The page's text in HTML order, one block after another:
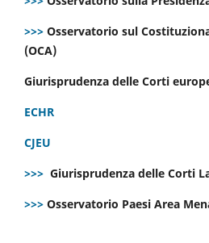
>>> Osservatorio sul
(OCA)
Giurisprudenza delle Corti
ECHR
CJEU
>>> Giurisprudenza delle Corti
>>> Osservatorio Paesi Area